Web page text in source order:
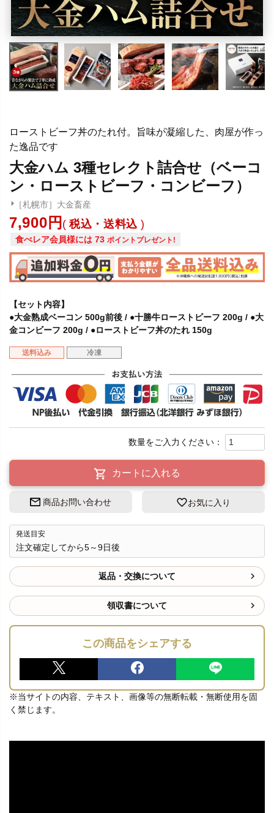
ローストビーフ丼のたれ付。旨味が凝縮した、肉屋が作っ
た逸品です
大金ハム 3種セレクト詰合せ（ベーコ
ン・ローストビーフ・コンビーフ）
［札幌市］大金畜産
7,900 税込・送料込
食べレア会員様には 73 ポイントプレゼント!
【セット内容】
●大金熟成ベーコン 500g前後 / ●十勝牛ローストビーフ 200g / ●大
金コンビーフ 200g / ●ローストビーフ丼のたれ 150g
送料込み 冷凍
カートに入れる
商品お問い合わせ お気に入り
発送目安
注文確定してから5～9日後
返品・交換について
領収書について
この商品をシェアする
※当サイトの内容、テキスト、画像等の無断転載・無断使用を固
く禁じます。